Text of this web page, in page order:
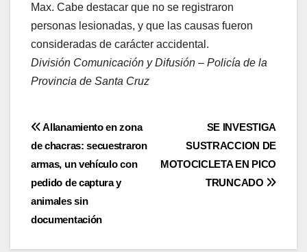
Max. Cabe destacar que no se registraron
personas lesionadas, y que las causas fueron
consideradas de carácter accidental.
División Comunicación y Difusión – Policía de la
Provincia de Santa Cruz
Navegación
de
entradas
SE INVESTIGA
SUSTRACCION DE
MOTOCICLETA EN PICO
TRUNCADO
Allanamiento en zona
de chacras: secuestraron
armas, un vehículo con
pedido de captura y
animales sin
documentación